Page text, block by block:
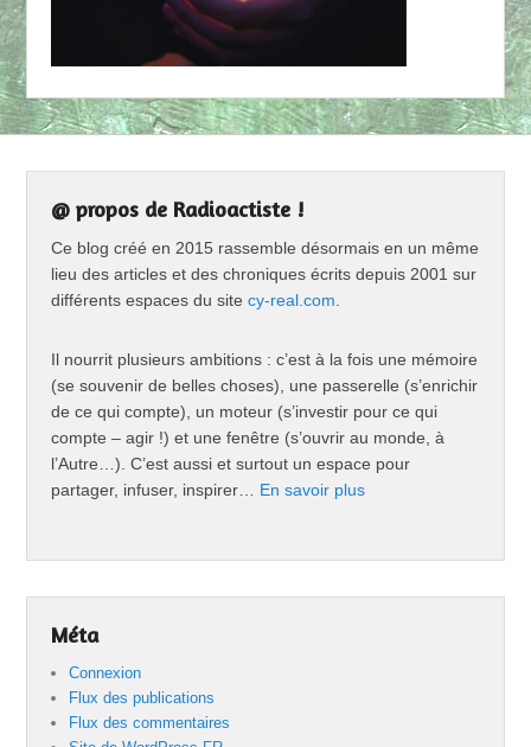
@ propos de Radioactiste !
Ce blog créé en 2015 rassemble désormais en un même
lieu des articles et des chroniques écrits depuis 2001 sur
différents espaces du sitecy-real.com
Il nourrit plusieurs ambitions : c’est à la fois une mémoire
(se souvenir de belles choses), une passerelle (s’enrichir
de ce qui compte), un moteur (s’investir pour ce qui
compte – agir !) et une fenêtre (s’ouvrir au monde, à
l’Autre…). C’est aussi et surtout un espace pour
partager, infuser, inspirer… En savoir plus
Méta
Connexion
Flux des publications
Flux des commentaires